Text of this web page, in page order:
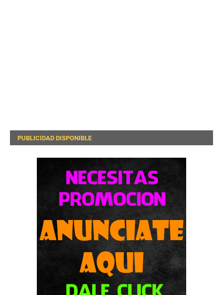
PUBLICIDAD DISPONIBLE